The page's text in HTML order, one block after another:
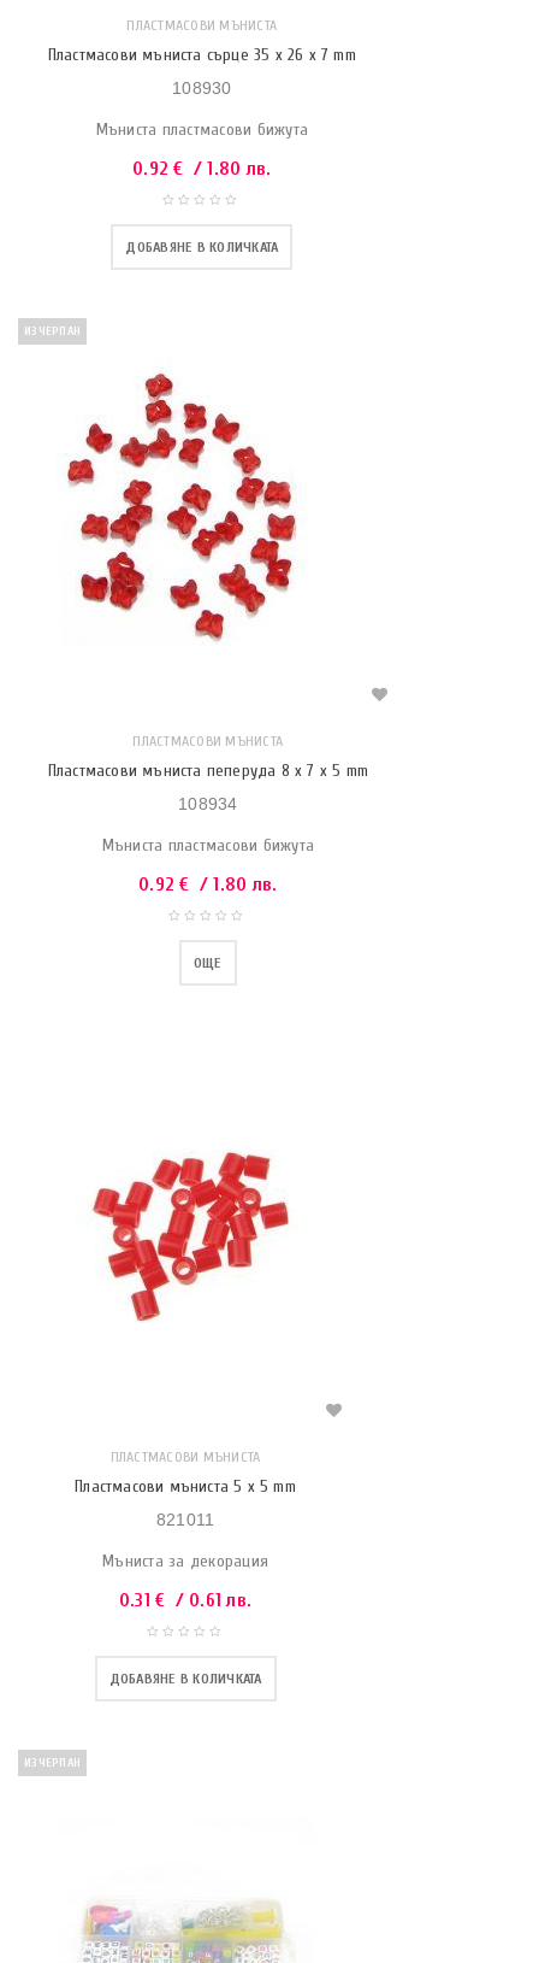
ПЛАСТМАСОВИ МЪНИСТА
Пластмасови мъниста сърце 35 x 26 x 7 mm
108930
Мъниста пластмасови бижута
0.92€ / 1.80 лв.
ДОБАВЯНЕ В КОЛИЧКАТА
ИЗЧЕРПАН
ПЛАСТМАСОВИ МЪНИСТА
Пластмасови мъниста пеперуда 8 x 7 x 5 mm
108934
Мъниста пластмасови бижута
0.92€ / 1.80 лв.
ОЩЕ
ПЛАСТМАСОВИ МЪНИСТА
Пластмасови мъниста 5 x 5 mm
821011
Мъниста за декорация
0.31€ / 0.61 лв.
ДОБАВЯНЕ В КОЛИЧКАТА
ИЗЧЕРПАН